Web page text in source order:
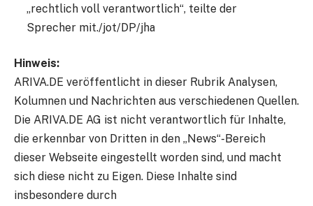
„rechtlich voll verantwortlich“, teilte der
Sprecher mit./jot/DP/jha
Hinweis:
ARIVA.DE veröffentlicht in dieser Rubrik Analysen,
Kolumnen und Nachrichten aus verschiedenen Quellen.
Die ARIVA.DE AG ist nicht verantwortlich für Inhalte,
die erkennbar von Dritten in den „News“-Bereich
dieser Webseite eingestellt worden sind, und macht
sich diese nicht zu Eigen. Diese Inhalte sind
insbesondere durch